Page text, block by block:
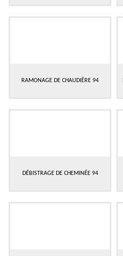
RAMONAGE DE CHAUDIÈRE 94
DÉBISTRAGE DE CHEMINÉE 94